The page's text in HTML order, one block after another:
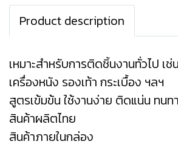
Product description
เหมาะสำหรับการติดชิ้นงานทั่วไป เช่
เครื่องหนัง รองเท้า กระเบื้อง ฯลฯ
สูตรเข้มข้น ใช้งานง่าย ติดแน่น ทนท
สินค้าผลิตไทย
สินค้าภายในกล่อง